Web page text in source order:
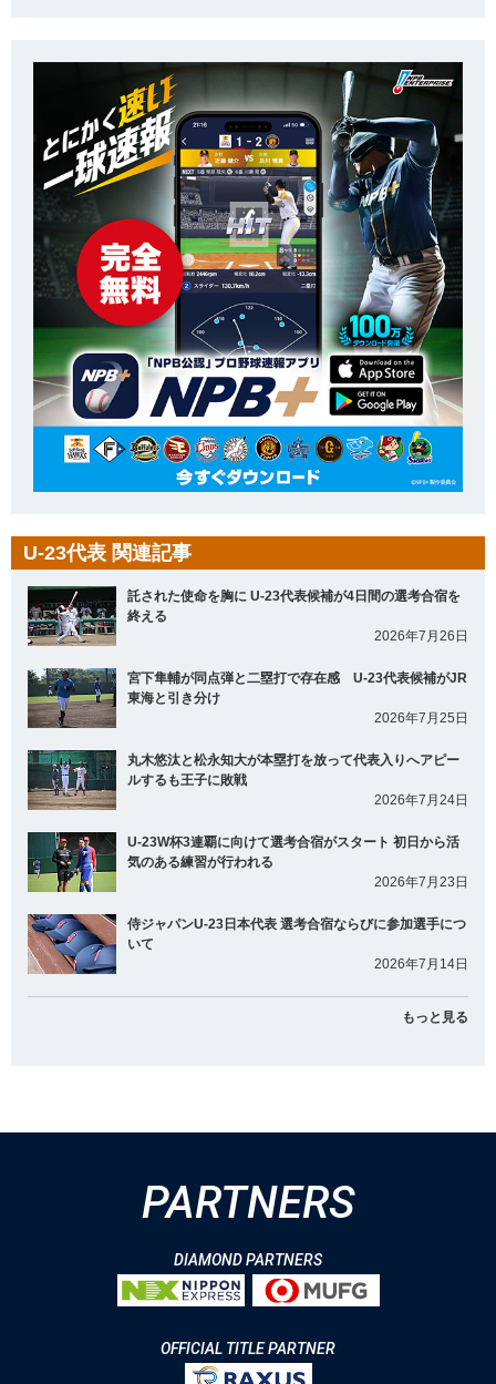
U-23代表 関連記事
託された使命を胸に U-23代表候補が4日間の選考合宿を
終える
2026年7月26日
宮下隼輔が同点弾と二塁打で存在感 U-23代表候補がJR
東海と引き分け
2026年7月25日
丸木悠汰と松永知大が本塁打を放って代表入りへアピー
ルするも王子に敗戦
2026年7月24日
U-23W杯3連覇に向けて選考合宿がスタート 初日から活
気のある練習が行われる
2026年7月23日
侍ジャパンU-23日本代表 選考合宿ならびに参加選手につ
いて
2026年7月14日
もっと見る
PARTNERS
DIAMOND PARTNERS
OFFICIAL TITLE PARTNER